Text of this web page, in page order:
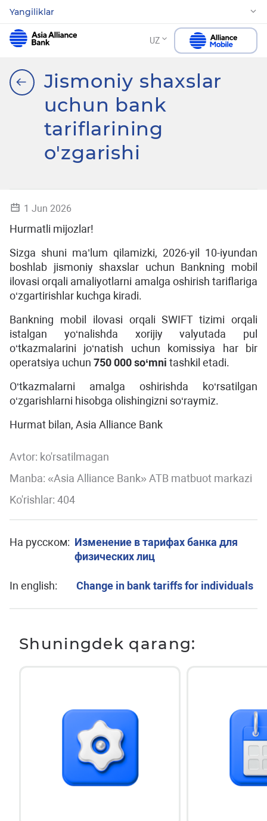
Yangiliklar
UZ
Jismoniy shaxslar
uchun bank
tariflarining
o'zgarishi
1 Jun 2026
Hurmatli mijozlar!
Sizga shuni ma’lum qilamizki, 2026-yil 10-iyundan
boshlab jismoniy shaxslar uchun Bankning mobil
ilovasi orqali amaliyotlarni amalga oshirish tariflariga
o‘zgartirishlar kuchga kiradi.
Bankning mobil ilovasi orqali SWIFT tizimi orqali
istalgan yo‘nalishda xorijiy valyutada pul
o‘tkazmalarini jo‘natish uchun komissiya har bir
operatsiya uchun 750 000 so‘mni tashkil etadi.
O‘tkazmalarni amalga oshirishda ko‘rsatilgan
o‘zgarishlarni hisobga olishingizni so‘raymiz.
Hurmat bilan, Asia Alliance Bank
Avtor: ko'rsatilmagan
Manba: «Asia Alliance Bank» ATB matbuot markazi
Ko'rishlar: 404
На русском: Изменение в тарифах банка для
физических лиц
In english: Change in bank tariffs for individuals
Shuningdek qarang: